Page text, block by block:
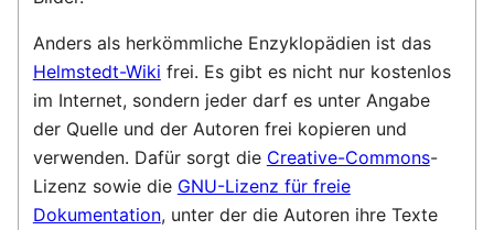
Anders als herkömmliche Enzyklopädien ist das
Helmstedt-Wiki frei. Es gibt es nicht nur kostenlos
im Internet, sondern jeder darf es unter Angabe
der Quelle und der Autoren frei kopieren und
verwenden. Dafür sorgt die Creative-Commons-
Lizenz sowie die GNU-Lizenz für freie
Dokumentation, unter der die Autoren ihre Texte